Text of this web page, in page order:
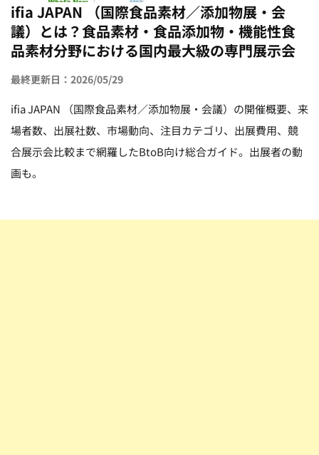
ifia JAPAN （国際食品素材／添加物展・会
議）とは？食品素材・食品添加物・機能性食
品素材分野における国内最大級の専門展示会
最終更新日：2026/05/29
ifia JAPAN （国際食品素材／添加物展・会議）の開催概要、来
場者数、出展社数、市場動向、注目カテゴリ、出展費用、競
合展示会比較まで網羅したBtoB向け総合ガイド。出展者の動
画も。